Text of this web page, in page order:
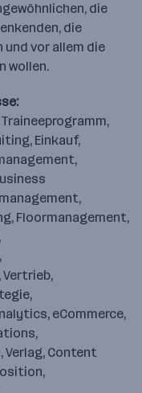
die
die
und vor allem die
wollen.
Einkauf,
Floormanagement,
eCommerce,
Verlag, Content